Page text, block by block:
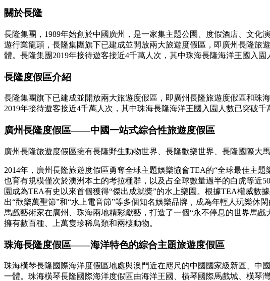
關於長隆
長隆集團，1989年始創於中國廣州，是一家集主題公園、度假酒店、文
遊行業龍頭，長隆集團旗下已建成並開放兩大旅遊度假區，即廣州長隆
體。長隆集團2019年接待遊客接近4千萬人次，其中珠海長隆海洋王國入
長隆度假區介紹
長隆集團旗下已建成並開放兩大旅遊度假區，即廣州長隆旅遊度假區和
2019年接待遊客接近4千萬人次，其中珠海長隆海洋王國入園人數已突破
廣州長隆度假區——中國一站式綜合性旅遊度假區
廣州長隆旅遊度假區擁有長隆野生動物世界、長隆歡樂世界、長隆國際大
2014年，廣州長隆旅遊度假區勇奪全球主題娛樂協會TEA的“全球最佳主
也育有規模僅次於澳洲本土的考拉種群，以及占全球數量過半的白虎等近
園成為TEA有史以來首個獲得“傑出成就獎”的水上樂園。根據TEA權威數
出“歡樂萬聖節”和“水上電音節”等多個知名娛樂品牌，成為年輕人玩樂休
馬戲藝術家在廣州、珠海兩地精彩獻藝，打造了一個“永不停息的世界馬戲
擁有數百種、上萬隻珍稀鳥類和兩棲動物。
珠海長隆度假區——海洋特色的綜合主題旅遊度假區
珠海橫琴長隆國際海洋度假區地處與澳門近在咫尺的中國國家級新區、
一體。珠海橫琴長隆國際海洋度假區由海洋王國、橫琴國際馬戲城、橫